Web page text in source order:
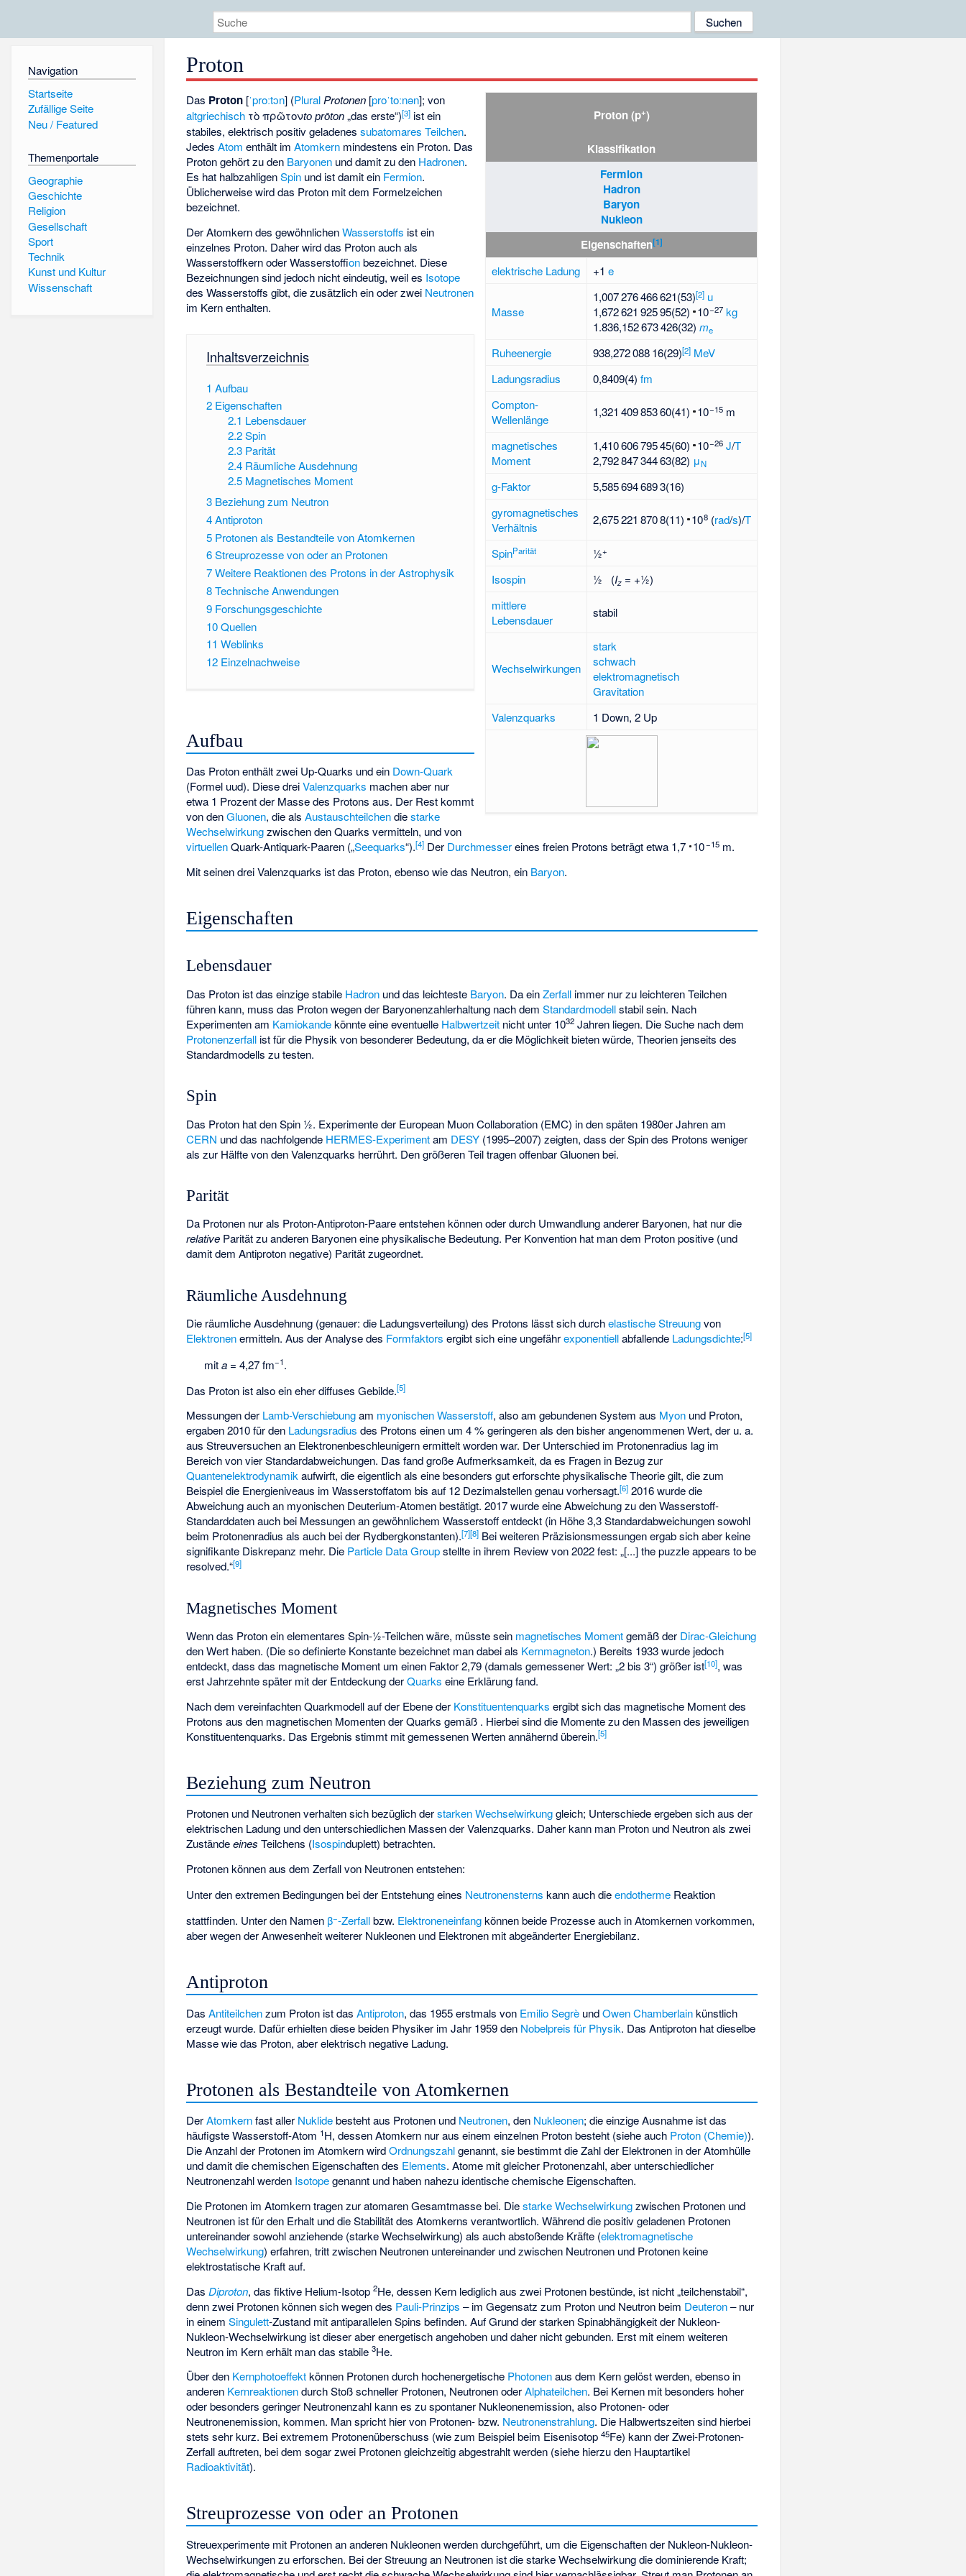
Navigation
Startseite
Zufällige Seite
Neu / Featured
Themenportale
Geographie
Geschichte
Religion
Gesellschaft
Sport
Technik
Kunst und Kultur
Wissenschaft
Proton
Proton (p+)
Klassifikation
Fermion
Hadron
Baryon
Nukleon
Eigenschaften[1]
elektrische Ladung +1 e
Masse
1 007276466621(53)[2] u
1 672621 92595(52) e 27 kg
1 836 152673426(32) me
Ruheenergie 93827208816(29)[2] MeV
Ladungsradius
0,8409(4) fm
Compton-
Wellenlänge
1 321 40985360(41) e 15 m
magnetisches
Moment
1 41060679545(60) e 26 J/T
279284734463(82) μN
g-Faktor 55856946893(16)
gyromagnetisches
Verhältnis
2675221 8708(11) e 8 (rad/s)/T
SpinParität ½+
Isospin ½ (Iz= +½)
mittlere
Lebensdauer
stabil
Wechselwirkungen
stark
schwach
elektromagnetisch
Gravitation
Valenzquarks
1 Down, 2 Up
Das Proton [ˈproːtɔn] (Plural Protonen [proˈtoːnən]; von
altgriechisch τὸ πρῶτονto prōton „das erste“)[3] ist ein
stabiles, elektrisch positiv geladenessubatomares Teilchen.
JedesAtom enthält imAtomkern mindestens ein Proton. Das
Proton gehört zu den Baryonen und damit zu den Hadronen.
Es hat halbzahligenSpin und ist damit ein Fermion.
Üblicherweise wird das Proton mit dem Formelzeichen
bezeichnet.
Der Atomkern des gewöhnlichenWasserstoffs ist ein
einzelnes Proton. Daher wird das Proton auch als
Wasserstoffkern oder Wasserstoffionbezeichnet. Diese
Bezeichnungen sind jedoch nicht eindeutig, weil es Isotope
des Wasserstoffs gibt, die zusätzlich ein oder zwei Neutronen
im Kern enthalten.
Inhaltsverzeichnis
1 Aufbau
2 Eigenschaften
2.1 Lebensdauer
2.2 Spin
2.3 Parität
2.4 Räumliche Ausdehnung
2.5 Magnetisches Moment
3 Beziehung zum Neutron
4Antiproton
5 Protonen als Bestandteile von Atomkernen
6Streuprozesse von oder an Protonen
7Weitere Reaktionen des Protons in der Astrophysik
8Technische Anwendungen
9 Forschungsgeschichte
10Quellen
11 Weblinks
12 Einzelnachweise
Aufbau
Das Proton enthält zwei Up-Quarks und ein Down-Quark
(Formel uud). Diese dreiValenzquarks machen aber nur
etwa 1 Prozent der Masse des Protons aus. Der Rest kommt
von denGluonen, die alsAustauschteilchendiestarke
Wechselwirkungzwischen den Quarks vermitteln, und von
virtuellenQuark-Antiquark-Paaren („Seequarks“).[4] Der Durchmessereines freien Protons beträgt etwa 1 7 e 15m.
Mit seinen drei Valenzquarks ist das Proton, ebenso wie das Neutron, ein Baryon.
Eigenschaften
Lebensdauer
Das Proton ist das einzige stabile Hadron und das leichteste Baryon. Da einZerfall immer nur zu leichteren Teilchen
führen kann, muss das Proton wegen der Baryonenzahlerhaltung nach demStandardmodellstabil sein. Nach
Experimenten am Kamiokandekönnte eine eventuelle Halbwertzeit nicht unter 1032 Jahren liegen. Die Suche nach dem
Protonenzerfall ist für die Physik von besonderer Bedeutung, da er die Möglichkeit bieten würde, Theorien jenseits des
Standardmodells zu testen.
Spin
Das Proton hat den Spin ½. Experimente der European Muon Collaboration (EMC) in den späten 1980er Jahren am
CERN und das nachfolgende HERMES-Experimentam DESY (1995–2007) zeigten, dass der Spin des Protons weniger
als zur Hälfte von den Valenzquarks herrührt. Den größeren Teil tragen offenbar Gluonen bei.
Parität
Da Protonen nur als Proton-Antiproton-Paare entstehen können oder durch Umwandlung anderer Baryonen, hat nur die
relative Parität zu anderen Baryonen eine physikalische Bedeutung. Per Konvention hat man dem Proton positive (und
damit dem Antiproton negative) Parität zugeordnet.
Räumliche Ausdehnung
Die räumliche Ausdehnung (genauer: die Ladungsverteilung) des Protons lässt sich durchelastische Streuungvon
Elektronenermitteln. Aus der Analyse des Formfaktors ergibt sich eine ungefährexponentiellabfallende Ladungsdichte:[5]
mita= 4,27 fm−1.
Das Proton ist also ein eher diffuses Gebilde.[5]
Messungen der Lamb-Verschiebungam myonischen Wasserstoff, also am gebundenen System aus Myon und Proton,
ergaben 2010 für den Ladungsradius des Protons einen um 4 % geringeren als den bisher angenommenen Wert, der u. a.
aus Streuversuchen an Elektronenbeschleunigern ermittelt worden war. Der Unterschied im Protonenradius lag im
Bereich von vier Standardabweichungen. Das fand große Aufmerksamkeit, da es Fragen in Bezug zur
Quantenelektrodynamikaufwirft, die eigentlich als eine besonders gut erforschte physikalische Theorie gilt, die zum
Beispiel die Energieniveaus im Wasserstoffatom bis auf 12 Dezimalstellen genau vorhersagt.[6] 2016 wurde die
Abweichung auch an myonischen Deuterium-Atomen bestätigt. 2017 wurde eine Abweichung zu den Wasserstoff-
Standarddaten auch bei Messungen an gewöhnlichem Wasserstoff entdeckt (in Höhe 3,3 Standardabweichungen sowohl
beim Protonenradius als auch bei der Rydbergkonstanten).[7][8] Bei weiteren Präzisionsmessungen ergab sich aber keine
signifikante Diskrepanz mehr. Die Particle Data Groupstellte in ihrem Review von 2022 fest: „[...] the puzzle appears to be
resolved.“[9]
Magnetisches Moment
Wenn das Proton ein elementares Spin-½-Teilchen wäre, müsste sein magnetisches Momentgemäß der Dirac-Gleichung
den Wert haben. (Die so definierte Konstantebezeichnet man dabei als Kernmagneton.) Bereits 1933 wurde jedoch
entdeckt, dass das magnetische Moment um einen Faktor 2,79 (damals gemessener Wert: „2 bis 3“) größer ist[10], was
erst Jahrzehnte später mit der Entdeckung derQuarks eine Erklärung fand.
Nach dem vereinfachten Quarkmodell auf der Ebene der Konstituentenquarks ergibt sich das magnetische Moment des
Protons aus den magnetischen Momenten der Quarks gemäß . Hierbei sinddie Momente zu den Massen des jeweiligen
Konstituentenquarks. Das Ergebnis stimmt mit gemessenen Werten annähernd überein.[5]
Beziehung zum Neutron
Protonen und Neutronen verhalten sich bezüglich derstarken Wechselwirkunggleich; Unterschiede ergeben sich aus der
elektrischen Ladung und den unterschiedlichen Massen der Valenzquarks. Daher kann man Proton und Neutron als zwei
Zuständeeines Teilchens (Isospinduplett) betrachten.
Protonen können aus dem Zerfall von Neutronen entstehen:
Unter den extremen Bedingungen bei der Entstehung eines Neutronensterns kann auch dieendotherme Reaktion
stattfinden. Unter den Namen β−-Zerfallbzw. Elektroneneinfangkönnen beide Prozesse auch in Atomkernen vorkommen,
aber wegen der Anwesenheit weiterer Nukleonen und Elektronen mit abgeänderter Energiebilanz.
Antiproton
DasAntiteilchenzum Proton ist dasAntiproton, das 1955 erstmals von Emilio Segrè undOwen Chamberlainkünstlich
erzeugt wurde. Dafür erhielten diese beiden Physiker im Jahr 1959 den Nobelpreis für Physik. Das Antiproton hat dieselbe
Masse wie das Proton, aber elektrisch negative Ladung.
Protonen als Bestandteile von Atomkernen
DerAtomkernfast aller Nuklidebesteht aus Protonen und Neutronen, den Nukleonen; die einzige Ausnahme ist das
häufigste Wasserstoff-Atom 1H, dessen Atomkern nur aus einem einzelnen Proton besteht (siehe auch Proton (Chemie)).
Die Anzahl der Protonen im Atomkern wirdOrdnungszahlgenannt, sie bestimmt die Zahl der Elektronen in der Atomhülle
und damit die chemischen Eigenschaften des Elements. Atome mit gleicher Protonenzahl, aber unterschiedlicher
Neutronenzahl werden Isotopegenannt und haben nahezu identische chemische Eigenschaften.
Die Protonen im Atomkern tragen zur atomaren Gesamtmasse bei. Diestarke Wechselwirkungzwischen Protonen und
Neutronen ist für den Erhalt und die Stabilität des Atomkerns verantwortlich. Während die positiv geladenen Protonen
untereinander sowohl anziehende (starke Wechselwirkung) als auch abstoßende Kräfte (elektromagnetische
Wechselwirkung) erfahren, tritt zwischen Neutronen untereinander und zwischen Neutronen und Protonen keine
elektrostatische Kraft auf.
DasDiproton, das fiktive Helium-Isotop2He, dessen Kern lediglich aus zwei Protonen bestünde, ist nicht „teilchenstabil“,
denn zwei Protonen können sich wegen des Pauli-Prinzips – im Gegensatz zum Proton und Neutron beim Deuteron– nur
in einemSingulett-Zustand mit antiparallelen Spins befinden. Auf Grund der starken Spinabhängigkeit der Nukleon-
Nukleon-Wechselwirkung ist dieser aber energetisch angehoben und daher nicht gebunden. Erst mit einem weiteren
Neutron im Kern erhält man das stabile3He.
Über den Kernphotoeffektkönnen Protonen durch hochenergetische Photonenaus dem Kern gelöst werden, ebenso in
anderen Kernreaktionendurch Stoß schneller Protonen, Neutronen oderAlphateilchen. Bei Kernen mit besonders hoher
oder besonders geringer Neutronenzahl kann es zu spontaner Nukleonenemission, also Protonen- oder
Neutronenemission, kommen. Man spricht hier von Protonen- bzw. Neutronenstrahlung. Die Halbwertszeiten sind hierbei
stets sehr kurz. Bei extremem Protonenüberschuss (wie zum Beispiel beim Eisenisotop45Fe) kann der Zwei-Protonen-
Zerfall auftreten, bei dem sogar zwei Protonen gleichzeitig abgestrahlt werden (siehe hierzu den Hauptartikel
Radioaktivität).
Streuprozesse von oder an Protonen
Streuexperimente mit Protonen an anderen Nukleonen werden durchgeführt, um die Eigenschaften der Nukleon-Nukleon-
Wechselwirkungen zu erforschen. Bei der Streuung an Neutronen ist die starke Wechselwirkung die dominierende Kraft;